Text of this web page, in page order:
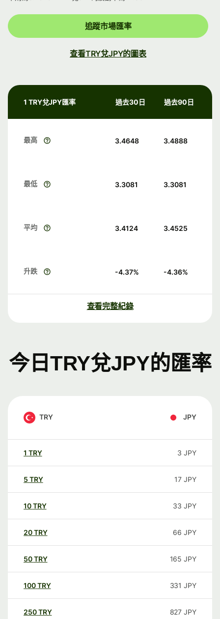
追蹤市場匯率
查看TRY兌JPY的圖表
1 TRY兌JPY匯率 過去30日 過去90日
最高 3.4648 3.4888
最低 3.3081 3.3081
平均 3.4124 3.4525
升跌 -4.37% -4.36%
查看完整紀錄
今日TRY兌JPY的匯率
TRY JPY
1 TRY 3 JPY
5 TRY 17 JPY
10TRY 33 JPY
20TRY 66 JPY
50TRY 165 JPY
100TRY 331 JPY
250TRY 827 JPY